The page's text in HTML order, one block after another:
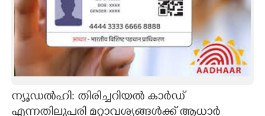
ART
ASTRO
ന്യൂഡൽഹി: തിരിച്ചറിയൽ കാർഡ്
എന്നതിലുപരി മറ്റാവശ്യങ്ങൾക്ക് ആധാർ